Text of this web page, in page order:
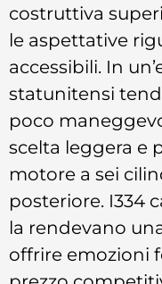
costruttiva
le aspettative
accessibili. In
statunitensi
poco
scelta leggera e
motore a sei
posteriore. I334
la rendevano
offrire emozioni